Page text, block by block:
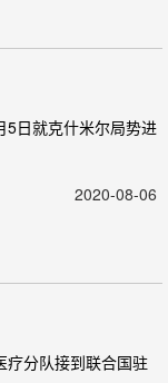
5日就克什米尔局势进
2020-08-06
疗分队接到联合国驻